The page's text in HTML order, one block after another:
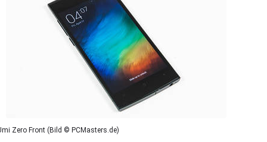
Zero Front (Bild © PCMasters.de)